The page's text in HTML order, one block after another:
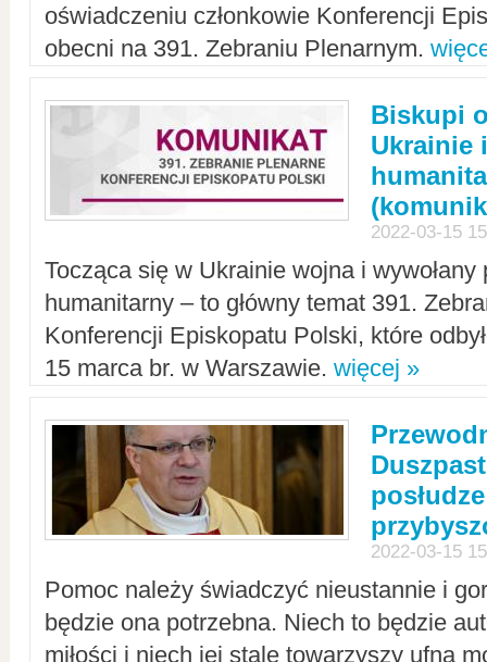
oświadczeniu członkowie Konferencji
obecni na 391. Zebraniu Plenarnym.
Biskupi
Ukrainie
2022-03-15
Tocząca się w Ukrainie wojna i
humanitarny – to główny temat 391.
Konferencji Episkopatu Polski, które
15 marca br. w Warszawie. więcej »
2022-03-15
Pomoc należy świadczyć nieustannie i
będzie ona potrzebna. Niech to będzie
miłości i niech jej stale towarzyszy ufna